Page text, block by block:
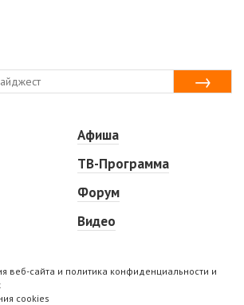
Афиша
ТВ-Программа
Форум
Видео
веб-сайта и политика конфиденциальности и
cookies